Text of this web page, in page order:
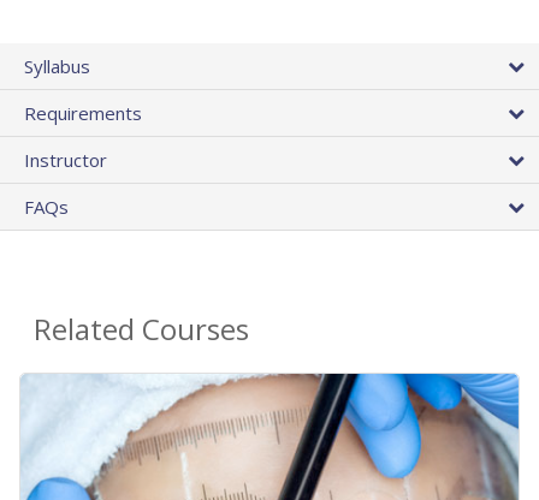
Syllabus
Requirements
Instructor
FAQs
Related Courses